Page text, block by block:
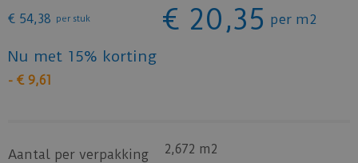
€ 54,38 per stuk € 20,35 per m2
Nu met 15% korting
- € 9,61
Aantal per verpakking 2,672 m2